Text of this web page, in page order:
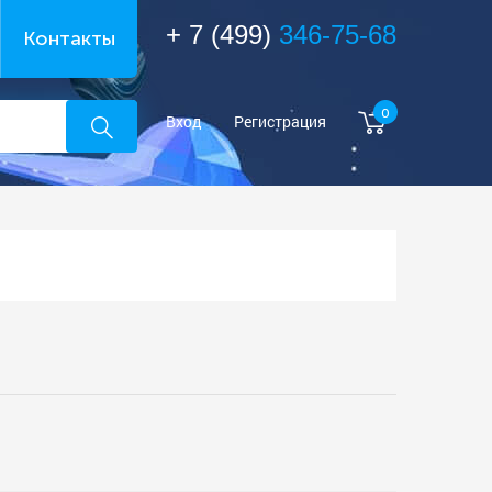
Контакты + 7 (499) 346-75-68
Вход Регистрация 0